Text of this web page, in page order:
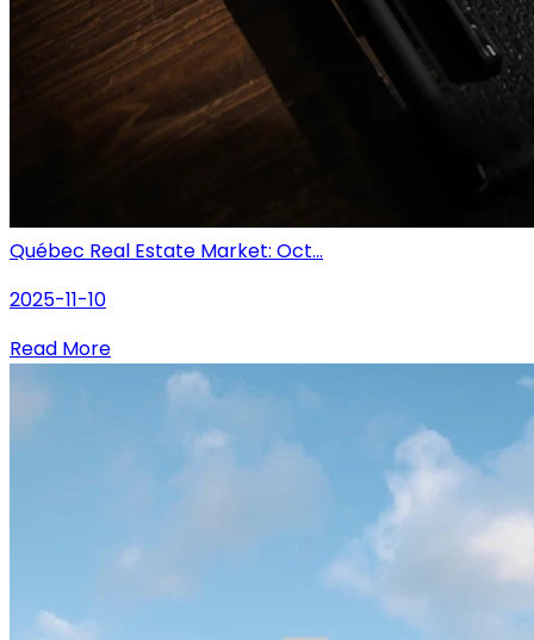
Québec Real Estate Market: Oct...
2025-11-10
Read More